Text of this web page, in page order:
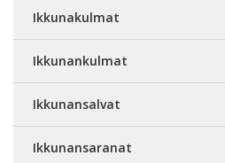
Ikkunakulmat
Ikkunankulmat
Ikkunansalvat
Ikkunansaranat